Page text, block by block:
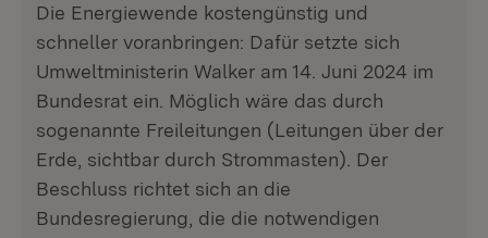
Die Energiewende kostengünstig und
schneller voranbringen: Dafür setzte sich
Umweltministerin Walker am 14. Juni 2024 im
Bundesrat ein. Möglich wäre das durch
sogenannte Freileitungen (Leitungen über der
Erde, sichtbar durch Strommasten). Der
Beschluss richtet sich an die
Bundesregierung, die die notwendigen